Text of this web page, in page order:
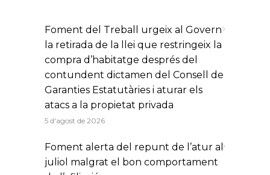
Foment del Treball urgeix al Govern
la retirada de la llei que restringeix la
compra d’habitatge després del
contundent dictamen del Consell de
Garanties Estatutàries i aturar els
atacs a la propietat privada
5 d'agost de 2026
Foment alerta del repunt de l’atur al
juliol malgrat el bon comportament